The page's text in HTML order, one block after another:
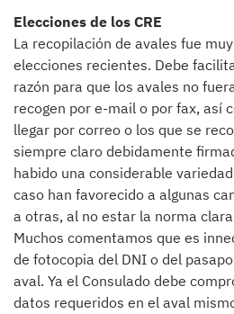
Elecciones de los CRE
La recopilación de avales fue
elecciones recientes. Debe
razón para que los avales no
recogen por e-mail o por fax, así
llegar por correo o los que se
siempre claro debidamente
habido una considerable
caso han favorecido a algunas
a otras, al no estar la norma
Muchos comentamos que es
de fotocopia del DNI o del
aval. Ya el Consulado debe
datos requeridos en el aval